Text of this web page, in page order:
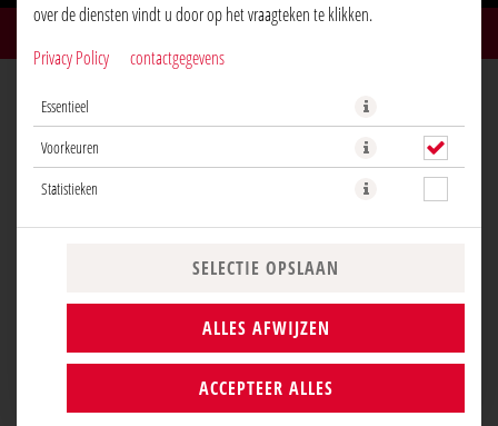
over de diensten vindt u door op het vraagteken te klikken.
Privacy Policy
contactgegevens
Essentieel
Voorkeuren
Statistieken
SELECTIE OPSLAAN
ALLES AFWIJZEN
ACCEPTEER ALLES